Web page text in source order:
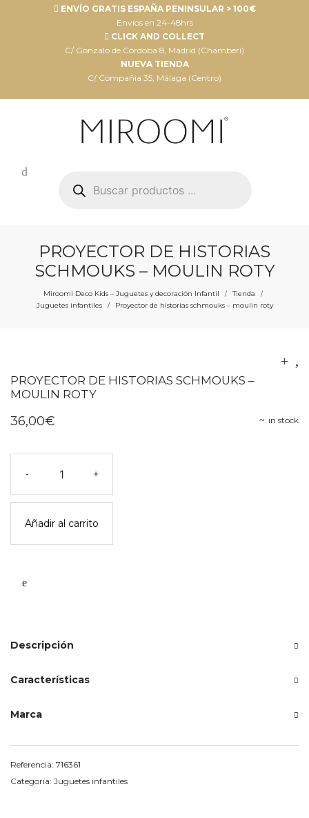
ENVÍO GRATIS ESPAÑA PENINSULAR > 100€
Envíos en 24-48hrs
CLICK AND COLLECT
C/ Gonzalo de Córdoba 8, Madrid (Chamberí)
NUEVA TIENDA
C/ Compañia 35, Málaga (Centro)
productos
PROYECTOR DE HISTORIAS
SCHMOUKS – MOULIN ROTY
Miroomi Deco Kids – Juguetes y decoración Infantil / Tienda /
Juguetes infantiles / Proyector de historias schmouks – moulin roty
PROYECTOR DE HISTORIAS SCHMOUKS –
MOULIN ROTY
in stock
36,00€
-
historias
moulin
+
Añadir al carrito
Descripción
Características
Marca
Referencia: 716361
Categoría: Juguetes infantiles